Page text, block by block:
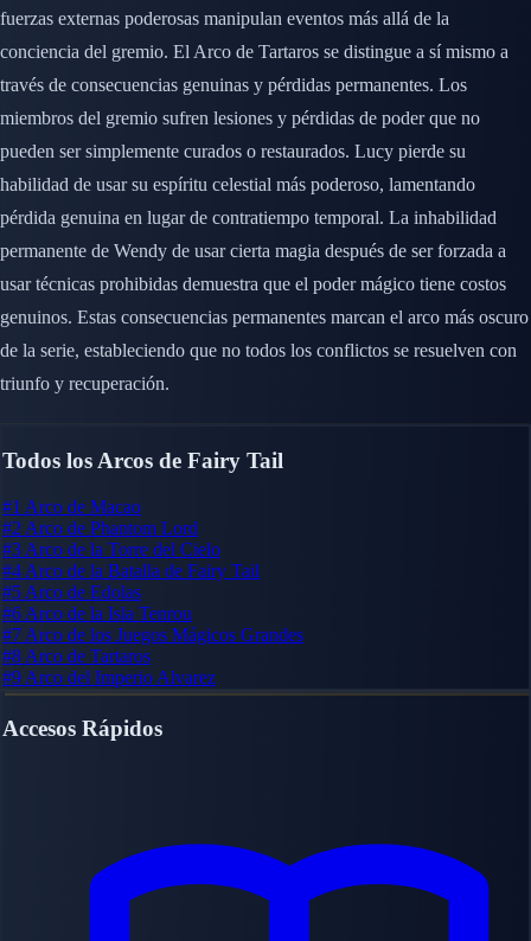
fuerzas externas poderosas manipulan eventos más allá de la
conciencia del gremio. El Arco de Tartaros se distingue a sí mismo a
través de consecuencias genuinas y pérdidas permanentes. Los
miembros del gremio sufren lesiones y pérdidas de poder que no
pueden ser simplemente curados o restaurados. Lucy pierde su
habilidad de usar su espíritu celestial más poderoso, lamentando
pérdida genuina en lugar de contratiempo temporal. La inhabilidad
permanente de Wendy de usar cierta magia después de ser forzada a
usar técnicas prohibidas demuestra que el poder mágico tiene costos
genuinos. Estas consecuencias permanentes marcan el arco más oscuro
de la serie, estableciendo que no todos los conflictos se resuelven con
triunfo y recuperación.
Todos los Arcos de Fairy Tail
#1 Arco de Macao
#2 Arco de Phantom Lord
#3 Arco de la Torre del Cielo
#4 Arco de la Batalla de Fairy Tail
#5 Arco de Edolas
#6 Arco de la Isla Tenrou
#7 Arco de los Juegos Mágicos Grandes
#8 Arco de Tartaros
#9 Arco del Imperio Alvarez
Accesos Rápidos